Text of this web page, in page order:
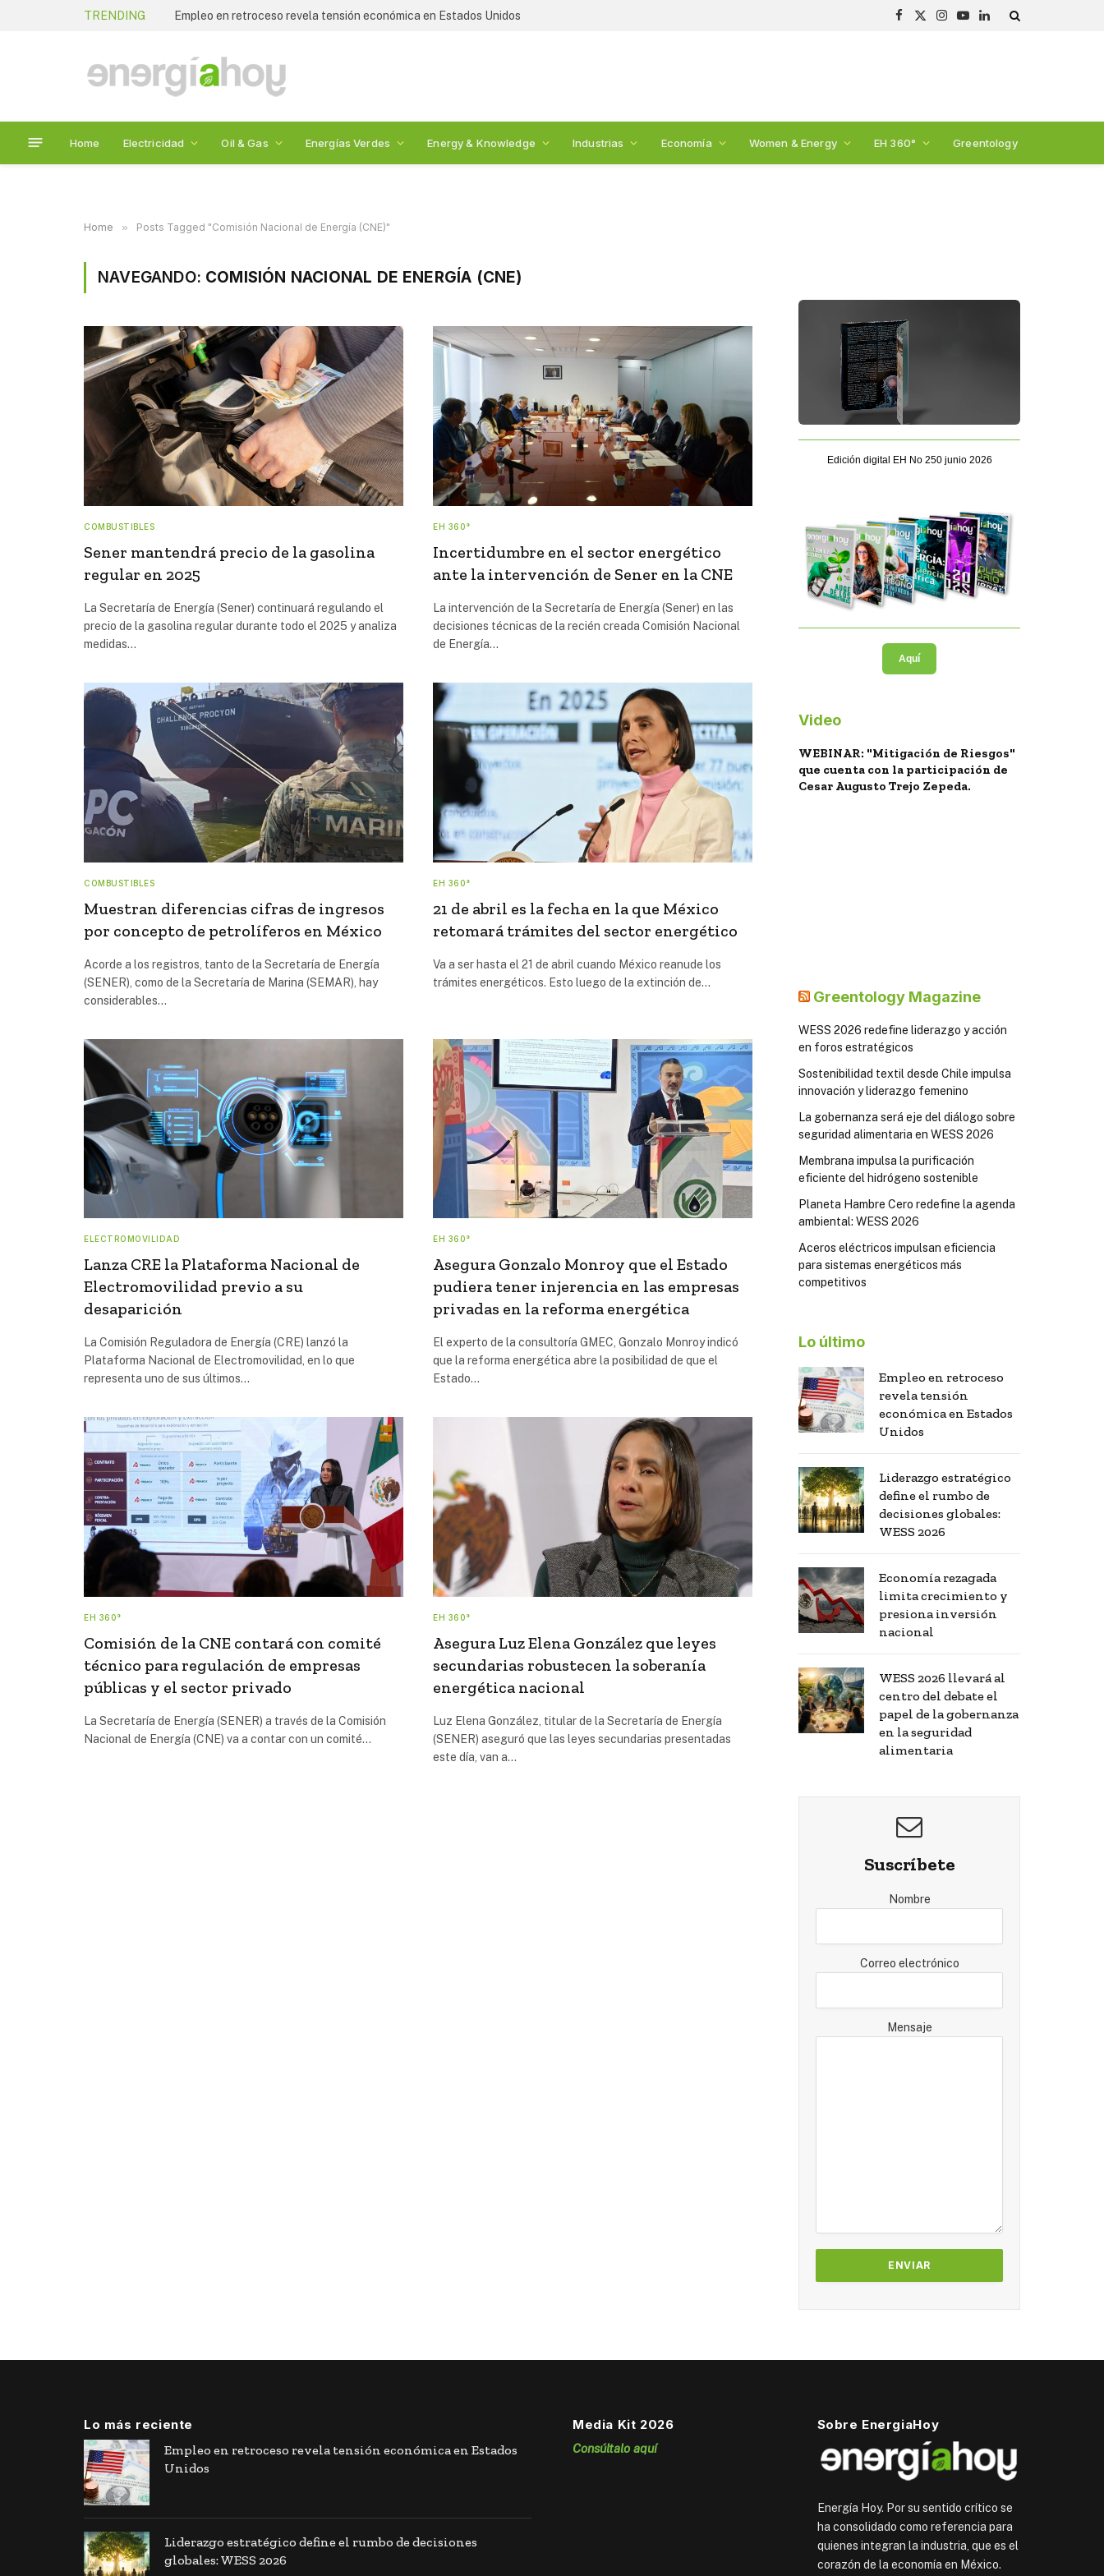
TRENDING Empleo en retroceso revela tensión económica en Estados Unidos
Facebook
X
Instagram
YouTubeLinkedIn
Home Electricidad Oil & Gas Energías Verdes Energy & Knowledge Industrias Economía Women & Energy EH 360° Greentology
Home » Posts Tagged "Comisión Nacional de Energía (CNE)"
NAVEGANDO: COMISIÓN NACIONAL DE ENERGÍA (CNE)
COMBUSTIBLES
Sener mantendrá precio de la gasolina
regular en 2025
La Secretaría de Energía (Sener) continuará regulando el
precio de la gasolina regular durante todo el 2025 y analiza
medidas…
EH 360°
Incertidumbre en el sector energético
ante la intervención de Sener en la CNE
La intervención de la Secretaría de Energía (Sener) en las
decisiones técnicas de la recién creada Comisión Nacional
de Energía…
COMBUSTIBLES
Muestran diferencias cifras de ingresos
por concepto de petrolíferos en México
Acorde a los registros, tanto de la Secretaría de Energía
(SENER), como de la Secretaría de Marina (SEMAR), hay
considerables…
EH 360°
21 de abril es la fecha en la que México
retomará trámites del sector energético
Va a ser hasta el 21 de abril cuando México reanude los
trámites energéticos. Esto luego de la extinción de…
ELECTROMOVILIDAD
Lanza CRE la Plataforma Nacional de
Electromovilidad previo a su
desaparición
La Comisión Reguladora de Energía (CRE) lanzó la
Plataforma Nacional de Electromovilidad, en lo que
representa uno de sus últimos…
EH 360°
Asegura Gonzalo Monroy que el Estado
pudiera tener injerencia en las empresas
privadas en la reforma energética
El experto de la consultoría GMEC, Gonzalo Monroy indicó
que la reforma energética abre la posibilidad de que el
Estado…
EH 360°
Comisión de la CNE contará con comité
técnico para regulación de empresas
públicas y el sector privado
La Secretaría de Energía (SENER) a través de la Comisión
Nacional de Energía (CNE) va a contar con un comité…
EH 360°
Asegura Luz Elena González que leyes
secundarias robustecen la soberanía
energética nacional
Luz Elena González, titular de la Secretaría de Energía
(SENER) aseguró que las leyes secundarias presentadas
este día, van a…
Edición digital EH No 250 junio 2026
Aquí
Video
WEBINAR: "Mitigación de Riesgos"
que cuenta con la participación de
Cesar Augusto Trejo Zepeda.
Greentology Magazine
WESS 2026 redefine liderazgo y acción
en foros estratégicos
Sostenibilidad textil desde Chile impulsa
innovación y liderazgo femenino
La gobernanza será eje del diálogo sobre
seguridad alimentaria en WESS 2026
Membrana impulsa la purificación
eficiente del hidrógeno sostenible
Planeta Hambre Cero redefine la agenda
ambiental: WESS 2026
Aceros eléctricos impulsan eficiencia
para sistemas energéticos más
competitivos
Lo último
Empleo en retroceso
revela tensión
económica en Estados
Unidos
Liderazgo estratégico
define el rumbo de
decisiones globales:
WESS 2026
Economía rezagada
limita crecimiento y
presiona inversión
nacional
WESS 2026 llevará al
centro del debate el
papel de la gobernanza
en la seguridad
alimentaria
Suscríbete
Nombre
Correo electrónico
Mensaje
Lo más reciente
Empleo en retroceso revela tensión económica en Estados
Unidos
Liderazgo estratégico define el rumbo de decisiones
globales: WESS 2026
Media Kit 2026
Consúltalo aquí
Sobre EnergiaHoy
Energía Hoy. Por su sentido crítico se
ha consolidado como referencia para
quienes integran la industria, que es el
corazón de la economía en México.